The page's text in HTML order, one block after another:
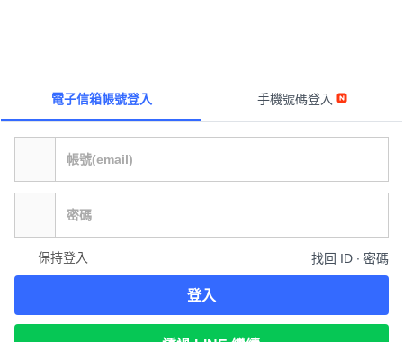
電子信箱帳號登入 手機號碼登入
保持登入 找回 ID ∙ 密碼
登入